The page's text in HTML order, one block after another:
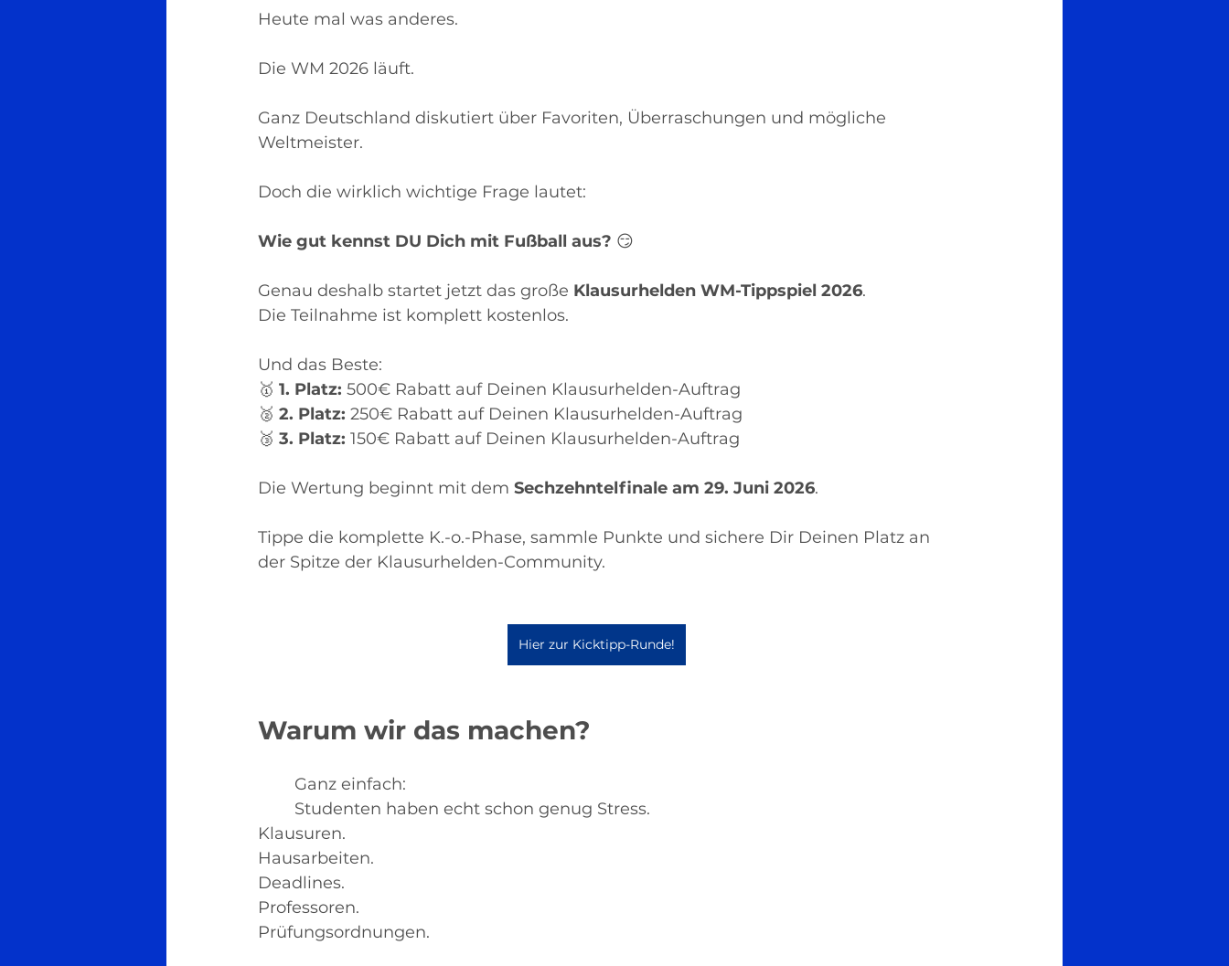
Heute mal was anderes.
Die WM 2026 läuft.
Ganz Deutschland diskutiert über Favoriten, Überraschungen und mögliche
Weltmeister.
Doch die wirklich wichtige Frage lautet:
Wie gut kennst DU Dich mit Fußball aus? 😏
Genau deshalb startet jetzt das große Klausurhelden WM-Tippspiel 2026.
Die Teilnahme ist komplett kostenlos.
Und das Beste:
🥇 1. Platz: 500€ Rabatt auf Deinen Klausurhelden-Auftrag
🥈 2. Platz: 250€ Rabatt auf Deinen Klausurhelden-Auftrag
🥉 3. Platz: 150€ Rabatt auf Deinen Klausurhelden-Auftrag
Die Wertung beginnt mit dem Sechzehntelfinale am 29. Juni 2026.
Tippe die komplette K.-o.-Phase, sammle Punkte und sichere Dir Deinen Platz an
der Spitze der Klausurhelden-Community.
Hier zur Kicktipp-Runde!
Warum wir das machen?
Ganz einfach:
Studenten haben echt schon genug Stress.
Klausuren.
Hausarbeiten.
Deadlines.
Professoren.
Prüfungsordnungen.